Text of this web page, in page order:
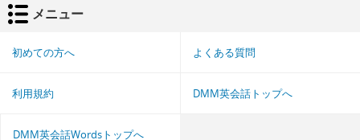
メニュー
初めての方へ よくある質問
利用規約 DMM英会話トップへ
DMM英会話Wordsトップへ